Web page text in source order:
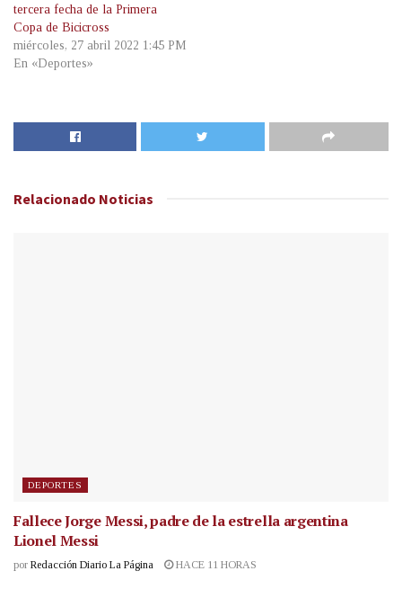
tercera fecha de la Primera
Copa de Bicicross
miércoles, 27 abril 2022 1:45 PM
En «Deportes»
Relacionado Noticias
DEPORTES
Fallece Jorge Messi, padre de la estrella argentina
Lionel Messi
por Redacción Diario La Página HACE 11 HORAS